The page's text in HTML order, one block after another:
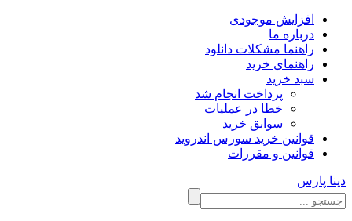
افزایش موجودی
درباره ما
راهنما مشکلات دانلود
راهنمای خرید
سبد خرید
پرداخت انجام شد
خطا در عملیات
سوابق خرید
قوانین خرید سورس اندروید
قوانین و مقررات
دینا پارس